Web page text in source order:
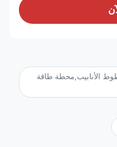
الأنابيب,محطة طاقة